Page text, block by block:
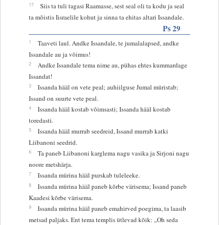
17
Siis ta tuli tagasi Raamasse, sest seal oli ta kodu ja seal
ta mõistis Iisraelile kohut ja sinna ta ehitas altari Issandale.
Ps 29
1
Taaveti laul. Andke Issandale, te jumalalapsed, andke
Issandale au ja võimus!
2
Andke Issandale tema nime au, pühas ehtes kummardage
Issandat!
3
Issanda hääl on vete peal; auhiilguse Jumal müristab;
Issand on suurte vete peal.
4
Issanda hääl kostab võimsasti; Issanda hääl kostab
toredasti.
5
Issanda hääl murrab seedreid, Issand murrab katki
Liibanoni seedrid.
6
Ta paneb Liibanoni karglema nagu vasika ja Sirjoni nagu
noore metshärja.
7 Issanda mürina hääl purskab tuleleeke.
8
Issanda mürina hääl paneb kõrbe värisema; Issand paneb
Kaadesi kõrbe värisema.
9
Issanda mürina hääl paneb emahirved poegima, ta laasib
metsad paljaks. Ent tema templis ütlevad kõik: „Oh seda